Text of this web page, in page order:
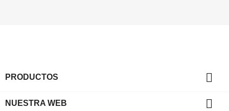
PRODUCTOS 
NUESTRA WEB 